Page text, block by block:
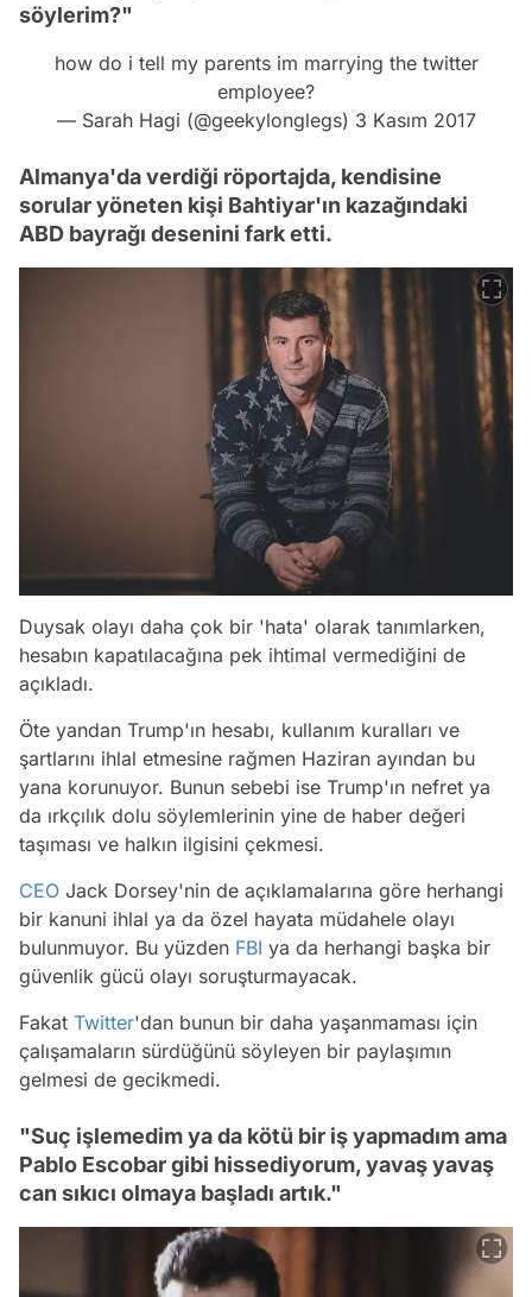
söylerim?"
how do i tell my parents im marrying the twitter
employee?
— Sarah Hagi (@geekylonglegs) 3 Kasım 2017
Almanya'da verdiği röportajda, kendisine
sorular yöneten kişi Bahtiyar'ın kazağındaki
ABD bayrağı desenini fark etti.
Duysak olayı daha çok bir 'hata' olarak tanımlarken,
hesabın kapatılacağına pek ihtimal vermediğini de
açıkladı.
Öte yandan Trump'ın hesabı, kullanım kuralları ve
şartlarını ihlal etmesine rağmen Haziran ayından bu
yana korunuyor. Bunun sebebi ise Trump'ın nefret ya
da ırkçılık dolu söylemlerinin yine de haber değeri
taşıması ve halkın ilgisini çekmesi.
CEO Jack Dorsey'nin de açıklamalarına göre herhangi
bir kanuni ihlal ya da özel hayata müdahele olayı
bulunmuyor. Bu yüzden FBI ya da herhangi başka bir
güvenlik gücü olayı soruşturmayacak.
Fakat Twitter'dan bunun bir daha yaşanmaması için
çalışamaların sürdüğünü söyleyen bir paylaşımın
gelmesi de gecikmedi.
"Suç işlemedim ya da kötü bir iş yapmadım ama
Pablo Escobar gibi hissediyorum, yavaş yavaş
can sıkıcı olmaya başladı artık."